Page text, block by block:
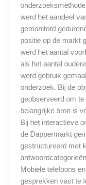
werd het aandeel
gemonitord
positie op de markt
werd het aantal
als het aantal
werd gebruik
onderzoek. Bij de
geobserveerd om
belangrijke bron is
Bij het interactieve
de Dappermarkt
gestructureerd met
Mobiele telefoons
gesprekken vast te